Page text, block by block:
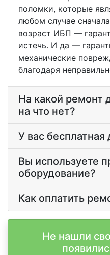
поломки, которые
любом случае
возраст ИБП —
истечь. И да —
механические
благодаря
На какой ремонт
на что нет?
У вас бесплатная
Вы используете
оборудование?
Как оплатить
Не нашли